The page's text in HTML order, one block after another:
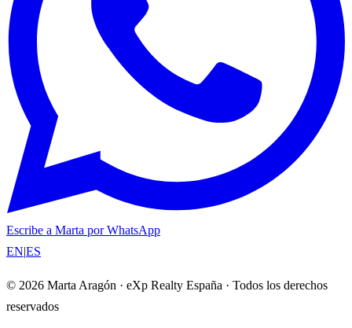
Escribe a Marta por WhatsApp
EN|ES
© 2026 Marta Aragón · eXp Realty España · Todos los derechos
reservados